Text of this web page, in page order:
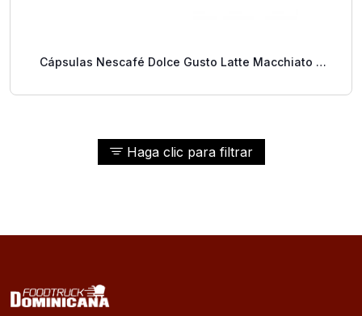
Haga clic para filtrar
Cápsulas Nescafé Dolce Gusto Latte Macchiato 8